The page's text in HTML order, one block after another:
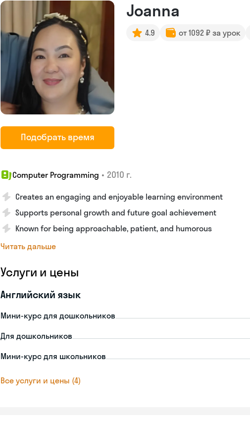
Подобрать время
Joanna
4.9 от 1092 ₽ за урок
Computer Programming • 2010 г.
Creates an engaging and enjoyable learning environment
Supports personal growth and future goal achievement
Known for being approachable, patient, and humorous
Читать дальше
Услуги и цены
Английский язык
Мини-курс для дошкольников
Для дошкольников
Мини-курс для школьников
Все услуги и цены (4)